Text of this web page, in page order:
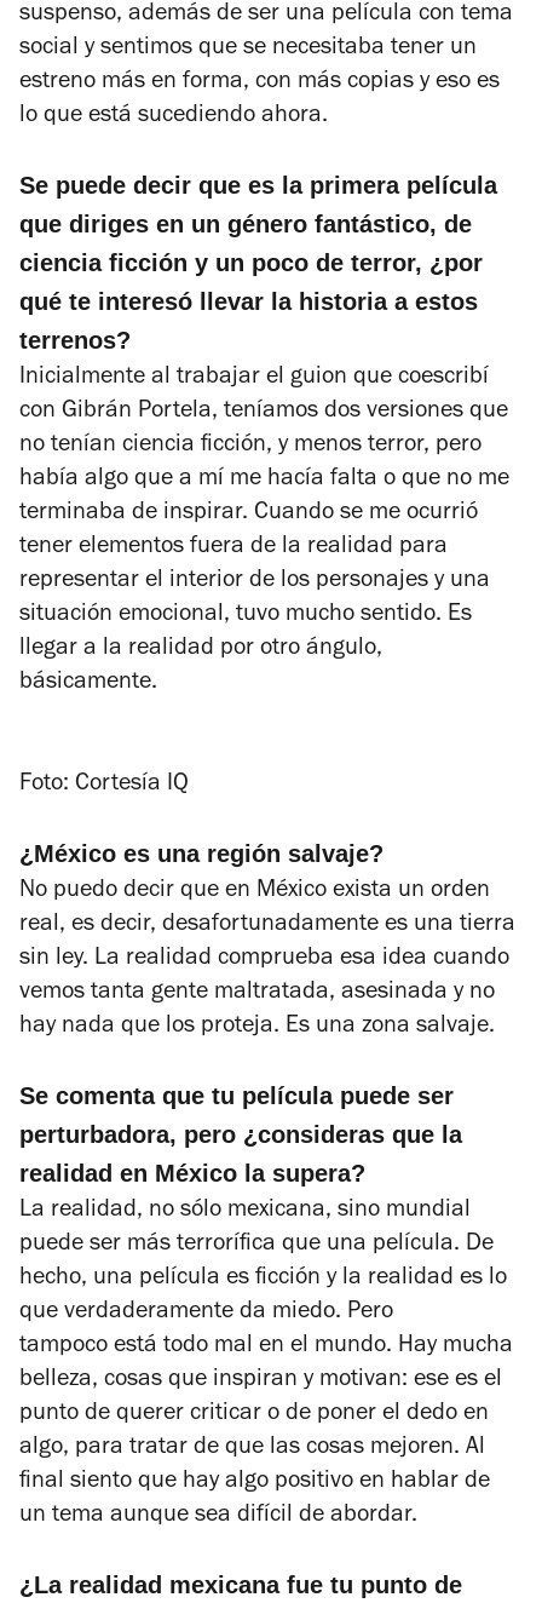
suspenso, además de ser una película con tema
social y sentimos que se necesitaba tener un
estreno más en forma, con más copias y eso es
lo que está sucediendo ahora.
Se puede decir que es la primera película
que diriges en un género fantástico, de
ciencia ficción y un poco de terror, ¿por
qué te interesó llevar la historia a estos
terrenos?
Inicialmente al trabajar el guion que coescribí
con Gibrán Portela, teníamos dos versiones que
no tenían ciencia ficción, y menos terror, pero
había algo que a mí me hacía falta o que no me
terminaba de inspirar. Cuando se me ocurrió
tener elementos fuera de la realidad para
representar el interior de los personajes y una
situación emocional, tuvo mucho sentido. Es
llegar a la realidad por otro ángulo,
básicamente.
Foto: Cortesía IQ
¿México es una región salvaje?
No puedo decir que en México exista un orden
real, es decir, desafortunadamente es una tierra
sin ley. La realidad comprueba esa idea cuando
vemos tanta gente maltratada, asesinada y no
hay nada que los proteja. Es una zona salvaje.
Se comenta que tu película puede ser
perturbadora, pero ¿consideras que la
realidad en México la supera?
La realidad, no sólo mexicana, sino mundial
puede ser más terrorífica que una película. De
hecho, una película es ficción y la realidad es lo
que verdaderamente da miedo. Pero
tampoco está todo mal en el mundo. Hay mucha
belleza, cosas que inspiran y motivan: ese es el
punto de querer criticar o de poner el dedo en
algo, para tratar de que las cosas mejoren. Al
final siento que hay algo positivo en hablar de
un tema aunque sea difícil de abordar.
¿La realidad mexicana fue tu punto de